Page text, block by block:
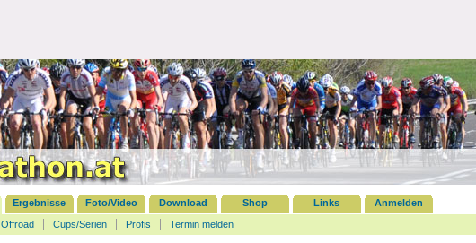
Ergebnisse Foto/Video Download Shop Links
Anmelden
Offroad Cups/Serien Profis Termin melden